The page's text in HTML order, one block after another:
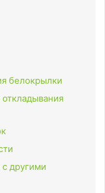
белокрылки
другими